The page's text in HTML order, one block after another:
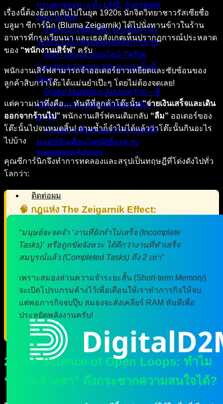
ครบทุกช่องทาง ทั้ง LINE, Facebook
และเว็บไซต์
รับทำเว็บไซต์บริษัท ขายสินค้าได้
รองรับ SEO พร้อมดูแลหลังการขาย
รับทำโฆษณาออนไลน์ TikTok
Facebook Google Ads ครบจบในที่
เดียว
Digital Marketing Advisor Pro – ที่
ปรึกษาการตลาดออนไลน์แบบมือ
อาชีพ
วางแผนเกษียณและการลงทุนเพื่อ
มนุษย์เงินเดือนโดยผู้เชี่ยวชาญ
Investment Advisor
ติดต่อผม
เรื่องนี้ต้องย้อนกลับไปในยุค 1920s นักจิตวิทยาชาวรัสเซียชื่อ
บลูมา ซีการ์นิก (Bluma Zeigarnik) ได้ไปนั่งทานข้าวในร้าน
อาหารที่กรุงเวียนนา และเธอสังเกตเห็นปรากฏการณ์ประหลาด
ของ “พนักงานเสิร์ฟ” ครับ
พนักงานเสิร์ฟสามารถจำออเดอร์ยาวเหยียดและซับซ้อนของ
ลูกค้าสิบกว่าโต๊ะได้แม่นยำเป๊ะๆ โดยไม่ต้องจดเลย!
แต่ความน่าทึ่งคือ… ทันทีที่ลูกค้าโต๊ะนั้น“จ่ายเงินเสร็จและเดิน
ออกจากร้านไป” พนักงานเสิร์ฟคนเดิมกลับ “ลืม” ออเดอร์ของ
โต๊ะนั้นไปจนหมดสิ้น! ถามซ้ำก็จำไม่ได้แล้วว่าโต๊ะนั้นกินอะไร
ไปบ้าง
คุณซีการ์นิกจึงทำการทดลองและสรุปเป็นทฤษฎีที่โด่งดังไปทั่ว
โลกว่า:
🧠 กฎแห่ง The Zeigarnik Effect:
“มนุษย์จะจดจำ ‘งานที่ยังทำไม่เสร็จ (Incomplete
Tasks)’ หรือถูกขัดจังหวะ ได้ดีกว่างานที่ทำเสร็จ
สมบูรณ์แล้ว (Completed Tasks) ถึง 2 เท่า”
เพราะสมองส่วนความจำระยะสั้น (Short-term Memory)
จะเปิดโปรแกรมค้างไว้เพื่อเตือนให้เราทำภารกิจให้จบ
แต่พอภารกิจจบปุ๊บ สมองจะสั่งเคลียร์ RAM ทันทีเพื่อ
ประหยัดพลังงานครับ!
2. The Science of Open Loops: ทำไม
“ความค้างคา” ถึงกระชากความสนใจได้?